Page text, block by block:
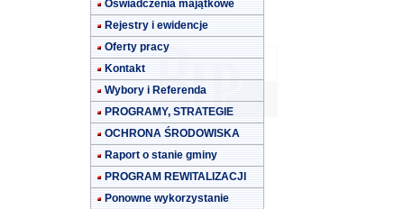
Oświadczenia majątkowe
Rejestry i ewidencje
Oferty pracy
Kontakt
Wybory i Referenda
PROGRAMY, STRATEGIE
OCHRONA ŚRODOWISKA
Raport o stanie gminy
PROGRAM REWITALIZACJI
Ponowne wykorzystanie